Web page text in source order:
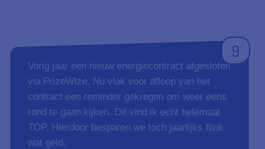
9
Vorig jaar een nieuw energiecontract afgesloten
via PrizeWize. Nu vlak voor afloop van het
contract een reminder gekregen om weer eens
rond te gaan kijken. Dit vind ik echt helemaal
TOP. Hierdoor besparen we toch jaarlijks flink
wat geld.